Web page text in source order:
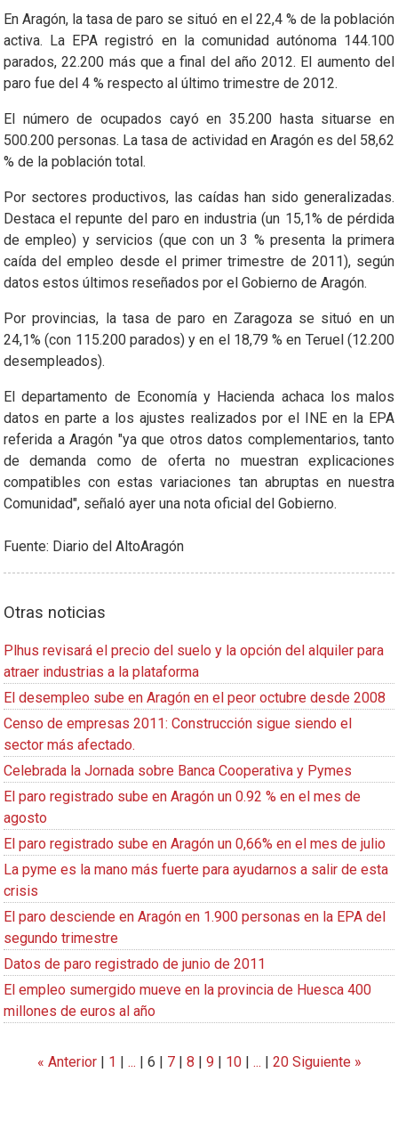
En Aragón, la tasa de paro se situó en el 22,4 % de la población
activa. La EPA registró en la comunidad autónoma 144.100
parados, 22.200 más que a final del año 2012. El aumento del
paro fue del 4 % respecto al último trimestre de 2012.
El número de ocupados cayó en 35.200 hasta situarse en
500.200 personas. La tasa de actividad en Aragón es del 58,62
% de la población total.
Por sectores productivos, las caídas han sido generalizadas.
Destaca el repunte del paro en industria (un 15,1% de pérdida
de empleo) y servicios (que con un 3 % presenta la primera
caída del empleo desde el primer trimestre de 2011), según
datos estos últimos reseñados por el Gobierno de Aragón.
Por provincias, la tasa de paro en Zaragoza se situó en un
24,1% (con 115.200 parados) y en el 18,79 % en Teruel (12.200
desempleados).
El departamento de Economía y Hacienda achaca los malos
datos en parte a los ajustes realizados por el INE en la EPA
referida a Aragón "ya que otros datos complementarios, tanto
de demanda como de oferta no muestran explicaciones
compatibles con estas variaciones tan abruptas en nuestra
Comunidad", señaló ayer una nota oficial del Gobierno.
Fuente: Diario del AltoAragón
Otras noticias
Plhus revisará el precio del suelo y la opción del alquiler para
atraer industrias a la plataforma
El desempleo sube en Aragón en el peor octubre desde 2008
Censo de empresas 2011: Construcción sigue siendo el
sector más afectado.
Celebrada la Jornada sobre Banca Cooperativa y Pymes
El paro registrado sube en Aragón un 0.92 % en el mes de
agosto
El paro registrado sube en Aragón un 0,66% en el mes de julio
La pyme es la mano más fuerte para ayudarnos a salir de esta
crisis
El paro desciende en Aragón en 1.900 personas en la EPA del
segundo trimestre
Datos de paro registrado de junio de 2011
El empleo sumergido mueve en la provincia de Huesca 400
millones de euros al año
« Anterior| 1 | ... | 6 | 7| 8 | 9 | 10| ... | 20Siguiente »